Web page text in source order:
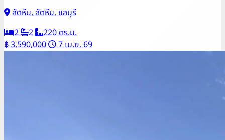
สัตหีบ, สัตหีบ, ชลบุรี
2
2
220 ตร.ม.
฿ 3,590,000
7 เม.ย. 69